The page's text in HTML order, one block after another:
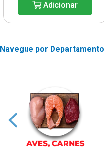
Adicionar
Navegue por Departamento